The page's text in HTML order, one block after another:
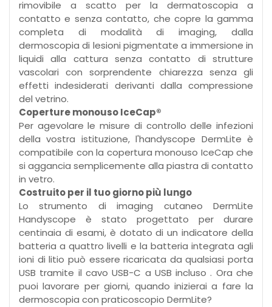
rimovibile a scatto per la dermatoscopia a
contatto e senza contatto, che copre la gamma
completa di modalità di imaging, dalla
dermoscopia di lesioni pigmentate a immersione in
liquidi alla cattura senza contatto di strutture
vascolari con sorprendente chiarezza senza gli
effetti indesiderati derivanti dalla compressione
del vetrino.
Coperture monouso IceCap®
Per agevolare le misure di controllo delle infezioni
della vostra istituzione, l'handyscope DermLite è
compatibile con la copertura monouso IceCap che
si aggancia semplicemente alla piastra di contatto
in vetro.
Costruito per il tuo giorno più lungo
Lo strumento di imaging cutaneo DermLite
Handyscope è stato progettato per durare
centinaia di esami, è dotato di un indicatore della
batteria a quattro livelli e la batteria integrata agli
ioni di litio può essere ricaricata da qualsiasi porta
USB tramite il cavo USB-C a USB incluso . Ora che
puoi lavorare per giorni, quando inizierai a fare la
dermoscopia con praticoscopio DermLite?